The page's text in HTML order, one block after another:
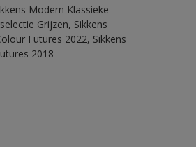
Modern Klassieke
Grijzen, Sikkens
Futures 2022, Sikkens
2018